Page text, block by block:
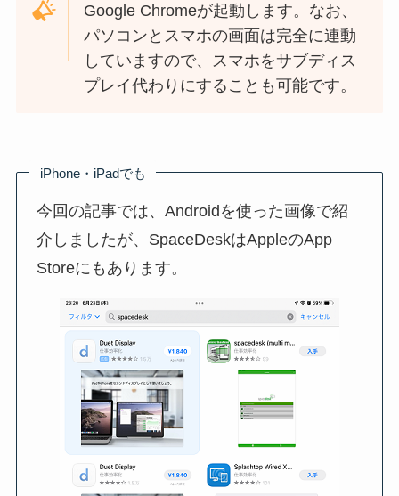
Google Chromeが起動します。なお、
パソコンとスマホの画面は完全に連動
していますので、スマホをサブディス
プレイ代わりにすることも可能です。
iPhone・iPadでも
今回の記事では、Androidを使った画像で紹
介しましたが、SpaceDeskはAppleのApp
Storeにもあります。